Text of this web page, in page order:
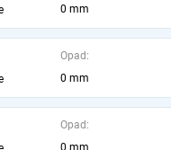
0 mm
Opad:
0 mm
Opad:
0 mm